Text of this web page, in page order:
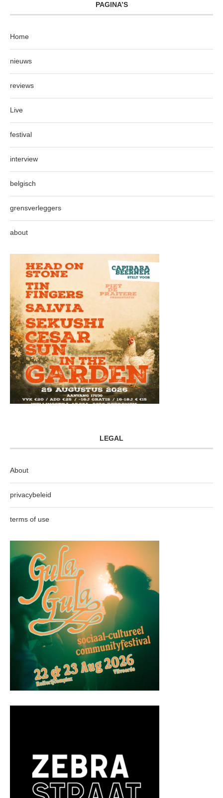
PAGINA’S
Home
nieuws
reviews
Live
festival
interview
belgisch
grensverleggers
about
LEGAL
About
privacybeleid
terms of use